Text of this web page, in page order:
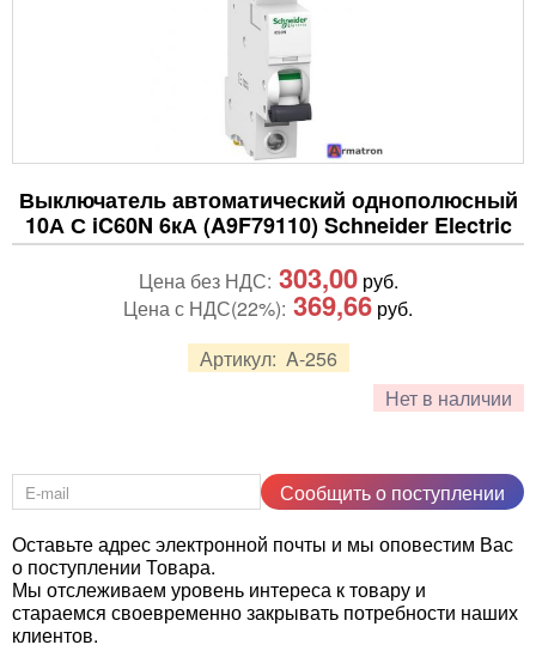
Выключатель автоматический однополюсный
10А С iC60N 6кА (A9F79110) Schneider Electric
Артикул: A-256
Нет в наличии
Цена без НДС: 303,00руб.
Цена с НДС(22%): 369,66 руб.
Сообщить о поступлении
Оставьте адрес электронной почты и мы оповестим Вас
о поступлении Товара.
Мы отслеживаем уровень интереса к товару и
стараемся своевременно закрывать потребности наших
клиентов.